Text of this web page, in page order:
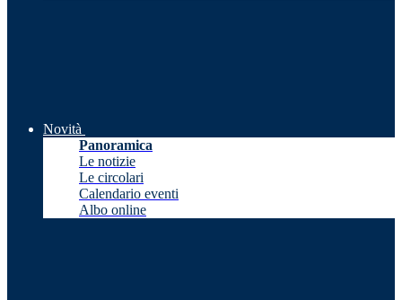
Novità
Panoramica
Le notizie
Le circolari
Calendario eventi
Albo online